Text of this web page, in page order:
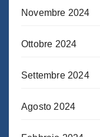
Novembre 2024
Ottobre 2024
Settembre 2024
Agosto 2024